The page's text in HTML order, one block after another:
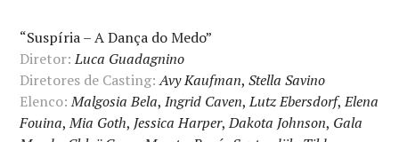
“Suspíria – A Dança do Medo”
Diretor: Luca Guadagnino
Diretores de Casting: Avy Kaufman,Stella Savino
Elenco: Malgosia Bela,Ingrid Caven,Lutz Ebersdorf,Elena
Fouina,Mia Goth, Jessica Harper,Dakota Johnson, Gala